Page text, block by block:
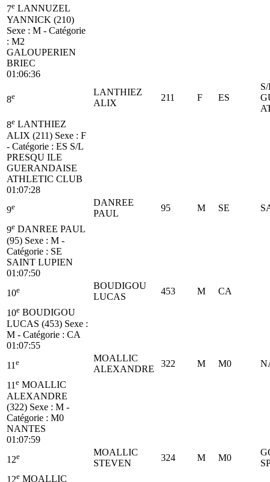
7e LANNUZEL
YANNICK (210)
Sexe : M - Catégorie
: M2
GALOUPERIEN
BRIEC
01:06:36
8e
LANTHIEZ
ALIX
211 F ES
8e LANTHIEZ
ALIX (211) Sexe : F
- Catégorie : ES S/L
PRESQU ILE
GUERANDAISE
ATHLETIC CLUB
01:07:28
9e
DANREE
PAUL
95 M SE
9e DANREE PAUL
(95) Sexe : M -
Catégorie : SE
SAINT LUPIEN
01:07:50
10e
BOUDIGOU
LUCAS
453 M CA
10e BOUDIGOU
LUCAS (453) Sexe :
M - Catégorie : CA
01:07:55
11 e
MOALLIC
ALEXANDRE
322 M M0
11 e MOALLIC
ALEXANDRE
(322) Sexe : M -
Catégorie : M0
NANTES
01:07:59
12e
MOALLIC
STEVEN
324 M M0
12e MOALLIC